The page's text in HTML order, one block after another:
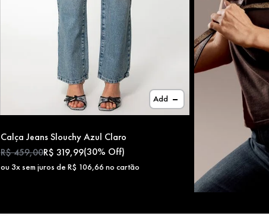
Add
Calça Jeans Slouchy Azul Claro
R$459,00R$ 319,99(30% Off)
ou 3x sem juros de R$ 106,66 no cartão